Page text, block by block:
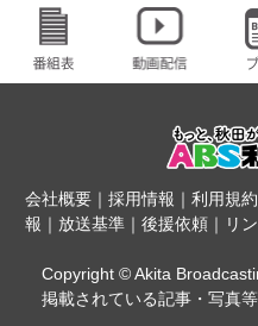
会社概要｜ 採用情報 ｜ 利用規約
報 ｜ 放送基準 ｜ 後援依頼 ｜ リ
Copyright © Akita
掲載されている記事・写真